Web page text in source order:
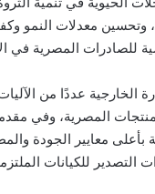
معدلات النمو
للصادرات المصرية في
الخارجية عددًا من
المصرية، وفي
بأعلى معايير الجودة
التصدير للكيانات